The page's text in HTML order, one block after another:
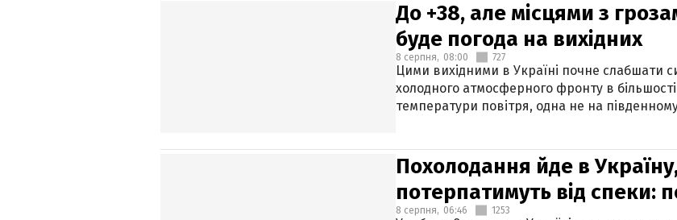
До +38, але місцями з
буде погода на вихідних
8 серпня, 08:00 727
Цими вихідними в Україні почне слабшати
холодного атмосферного фронту в
температури повітря, одна не на
Похолодання йде в
потерпатимуть від спеки:
8 серпня, 06:46 1253